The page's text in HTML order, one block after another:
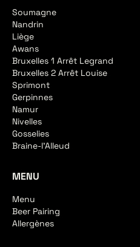
Soumagne
Nandrin
Liège
Awans
Bruxelles 1 Arrêt Legrand
Bruxelles 2 Arrêt Louise
Sprimont
Gerpinnes
Namur
Nivelles
Gosselies
Braine-l'Alleud
MENU
Menu
Beer Pairing
Allergènes